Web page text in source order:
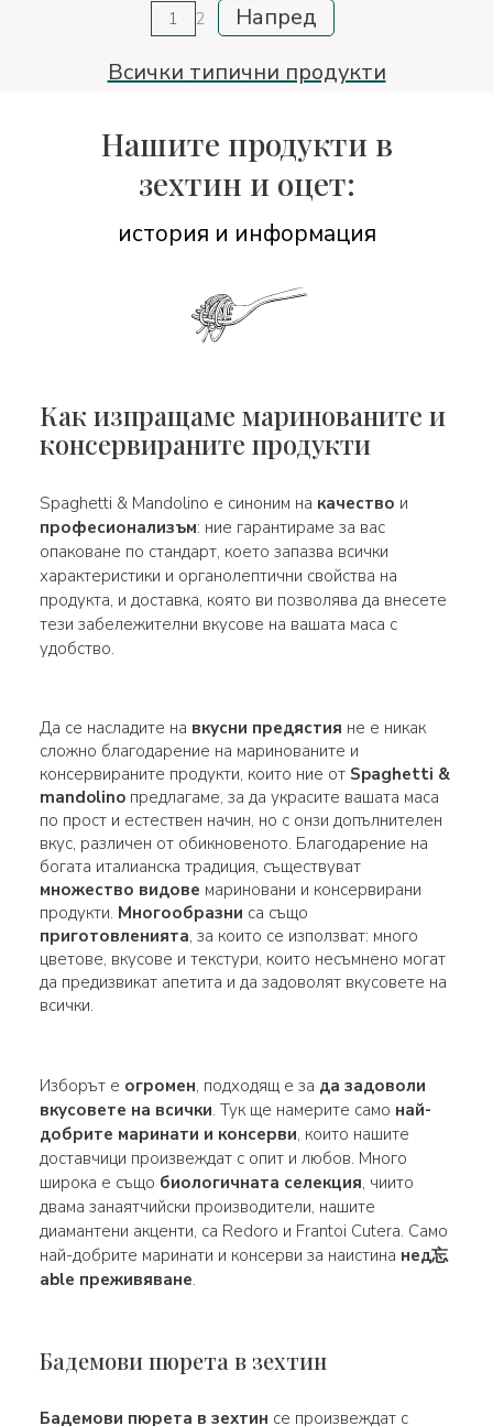
1 2
Напред
Всички типични продукти
Нашите продукти в
зехтин и оцет:
история и информация
Как изпращаме маринованите и
консервираните продукти
Spaghetti & Mandolino е синоним на качество и
професионализъм: ние гарантираме за вас
опаковане по стандарт, което запазва всички
характеристики и органолептични свойства на
продукта, и доставка, която ви позволява да внесете
тези забележителни вкусове на вашата маса с
удобство.
Да се насладите на вкусни предястия не е никак
сложно благодарение на маринованите и
консервираните продукти, които ние от Spaghetti &
mandolinoпредлагаме, за да украсите вашата маса
по прост и естествен начин, но с онзи допълнителен
вкус, различен от обикновеното. Благодарение на
богата италианска традиция, съществуват
множество видове мариновани и консервирани
продукти. Многообразни са също
приготовленията, за които се използват: много
цветове, вкусове и текстури, които несъмнено могат
да предизвикат апетита и да задоволят вкусовете на
всички.
Изборът е огромен, подходящ е за да задоволи
вкусовете на всички. Тук ще намерите само най-
добрите маринати и консерви, които нашите
доставчици произвеждат с опит и любов. Много
широка е също биологичната селекция, чиито
двама занаятчийски производители, нашите
диамантени акценти, са Redoro и Frantoi Cutera. Само
най-добрите маринати и консерви за наистина нед忘
able преживяване.
Бадемови пюрета в зехтин
Бадемови пюрета в зехтин се произвеждат с